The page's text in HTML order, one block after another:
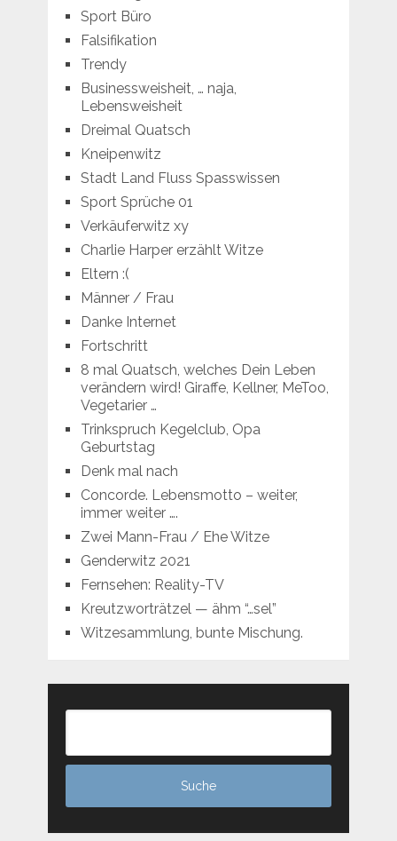
Sport Büro
Falsifikation
Trendy
Businessweisheit, … naja,
Lebensweisheit
Dreimal Quatsch
Kneipenwitz
Stadt Land Fluss Spasswissen
Sport Sprüche 01
Verkäuferwitz xy
Charlie Harper erzählt Witze
Eltern :(
Männer / Frau
Danke Internet
Fortschritt
8 mal Quatsch, welches Dein Leben
verändern wird! Giraffe, Kellner, MeToo,
Vegetarier …
Trinkspruch Kegelclub, Opa
Geburtstag
Denk mal nach
Concorde. Lebensmotto – weiter,
immer weiter ….
Zwei Mann-Frau / Ehe Witze
Genderwitz 2021
Fernsehen: Reality-TV
Kreutzworträtzel — ähm “…sel”
Witzesammlung, bunte Mischung.